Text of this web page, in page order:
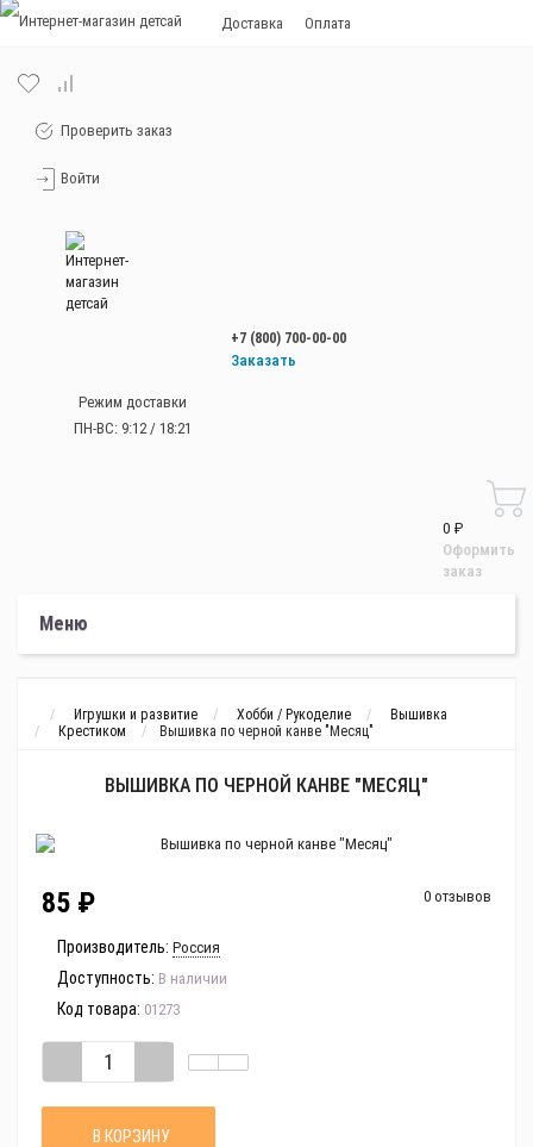
Доставка Оплата
Проверить заказ
Войти
+7 (800) 700-00-00
Заказать
Режим доставки
ПН-ВС: 9:12 / 18:21
0 ₽
Оформить
заказ
Меню
Игрушки и развитие Хобби / Рукоделие
Вышивка
Крестиком
Вышивка по черной канве "Месяц"
ВЫШИВКА ПО ЧЕРНОЙ КАНВЕ "МЕСЯЦ"
0 отзывов
85 ₽
Производитель: Россия
Доступность: В наличии
Код товара: 01273
В КОРЗИНУ